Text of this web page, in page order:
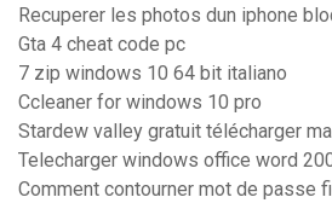
Recuperer les photos dun iphone
Gta 4 cheat code pc
7 zip windows 10 64 bit italiano
Ccleaner for windows 10 pro
Stardew valley gratuit télécharger
Telecharger windows office word
Comment contourner mot de passe